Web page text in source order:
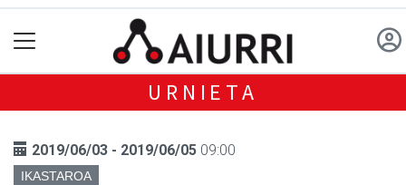
URNIETA
2019/06/03 - 2019/06/05 09:00
IKASTAROA